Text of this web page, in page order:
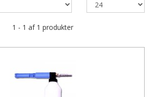
1 - 1 af 1 produkter